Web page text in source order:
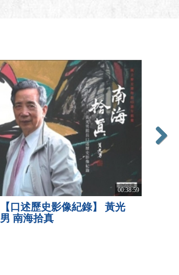
00:38:59
【口述歷史影像紀錄】 黃光
男 南海拾真